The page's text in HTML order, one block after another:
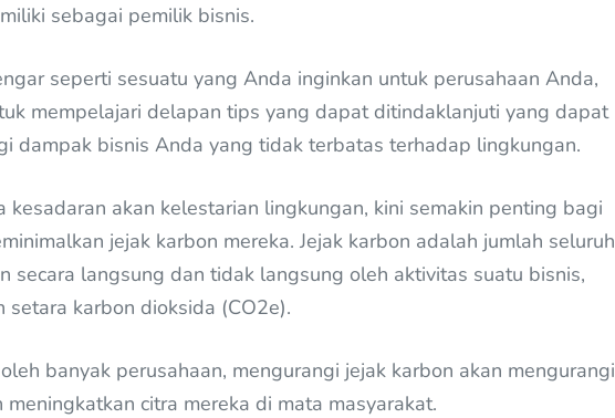
sebagai pemilik bisnis.
seperti sesuatu yang Anda inginkan untuk perusahaan Anda,
mempelajari delapan tips yang dapat ditindaklanjuti yang dapat
dampak bisnis Anda yang tidak terbatas terhadap lingkungan.
kesadaran akan kelestarian lingkungan, kini semakin penting bagi
jejak karbon mereka. Jejak karbon adalah jumlah seluruh
secara langsung dan tidak langsung oleh aktivitas suatu bisnis,
karbon dioksida (CO2e).
banyak perusahaan, mengurangi jejak karbon akan mengurangi
citra mereka di mata masyarakat.